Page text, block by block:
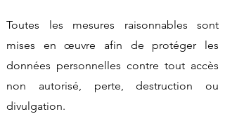
Toutes les mesures raisonnables sont
mises en œuvre afin de protéger les
données personnelles contre tout accès
non autorisé, perte, destruction ou
divulgation.